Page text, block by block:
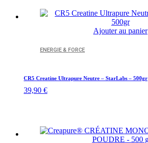
Ajouter au panier
ENERGIE & FORCE
CR5 Creatine Ultrapure Neutre – StarLabs – 500gr
39,90 €